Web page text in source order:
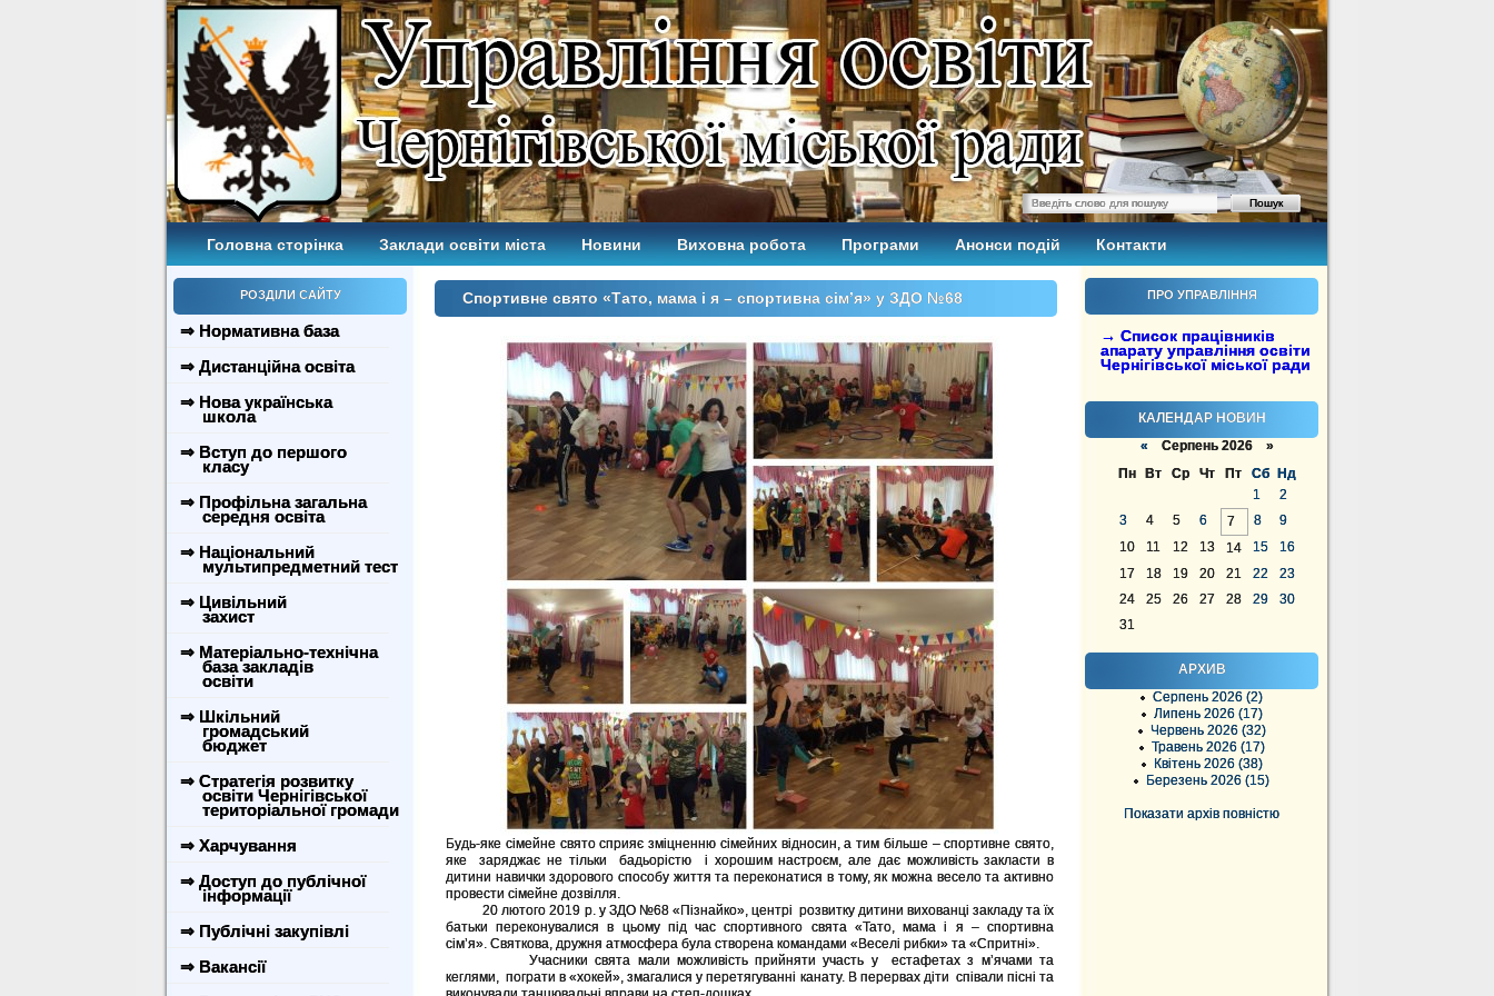
Головна сторінка Заклади освіти міста Новини Виховна робота Програми Анонси подій Контакти
РОЗДІЛИ САЙТУ
⇒ Нормативна база
⇒ Дистанційна освіта
⇒ Нова українська
школа
⇒ Вступ до першого
класу
⇒ Профільна загальна
середня освіта
⇒ Національний
мультипредметний тест
⇒ Цивільний
захист
⇒ Матеріально-технічна
база закладів
освіти
⇒ Шкільний
громадський
бюджет
⇒ Стратегія розвитку
освіти Чернігівської
територіальної громади
⇒ Харчування
⇒ Доступ до публічної
інформації
⇒ Публічні закупівлі
⇒ Вакансії
ПРО УПРАВЛІННЯ
→ Список працівників
апарату управління освіти
Чернігівської міської ради
КАЛЕНДАР НОВИН
« Серпень 2026 »
Пн
Вт Ср Чт Пт Сб
Нд
1
2
3
4 5 6 7 8
9
10
11 12 13 14 15
16
17
18 19 20 21 22
23
24
25 26 27 28 29
30
31
АРХИВ
Серпень 2026 (2)
Липень 2026 (17)
Червень 2026 (32)
Травень 2026 (17)
Квітень 2026 (38)
Березень 2026 (15)
Показати архів повністю
Спортивне свято «Тато, мама і я – спортивна сім’я» у ЗДО №68
Будь-яке сімейне свято сприяє зміцненню сімейних відносин, а тим більше – спортивне свято,
яке заряджає не тільки бадьорістю і хорошим настроєм, але дає можливість закласти в
дитини навички здорового способу життя та переконатися в тому, як можна весело та активно
провести сімейне дозвілля.
20 лютого 2019 р. у ЗДО №68 «Пізнайко», центрі розвитку дитини вихованці закладу та їх
батьки переконувалися в цьому під час спортивного свята «Тато, мама і я – спортивна
сім’я». Святкова, дружня атмосфера була створена командами «Веселі рибки» та «Спритні».
Учасники свята мали можливість прийняти участь у естафетах з м’ячами та
кеглями, пограти в «хокей», змагалися у перетягуванні канату. В перервах діти співали пісні та